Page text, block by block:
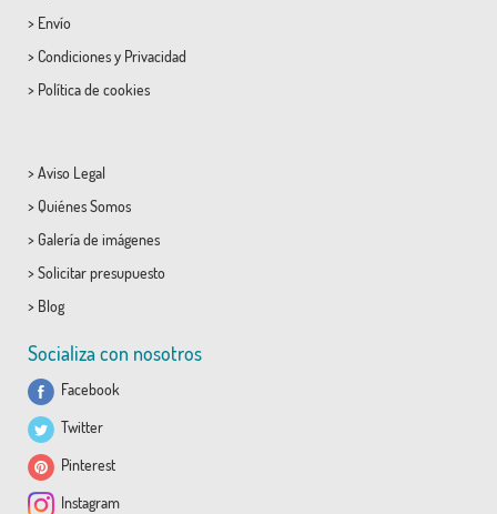
> Envío
> Condicionesy Privacidad
> Política de cookies
> Aviso Legal
> Quiénes Somos
> Galería de imágenes
> Solicitar presupuesto
> Blog
Socializa con nosotros
Facebook
Twitter
Pinterest
Instagram